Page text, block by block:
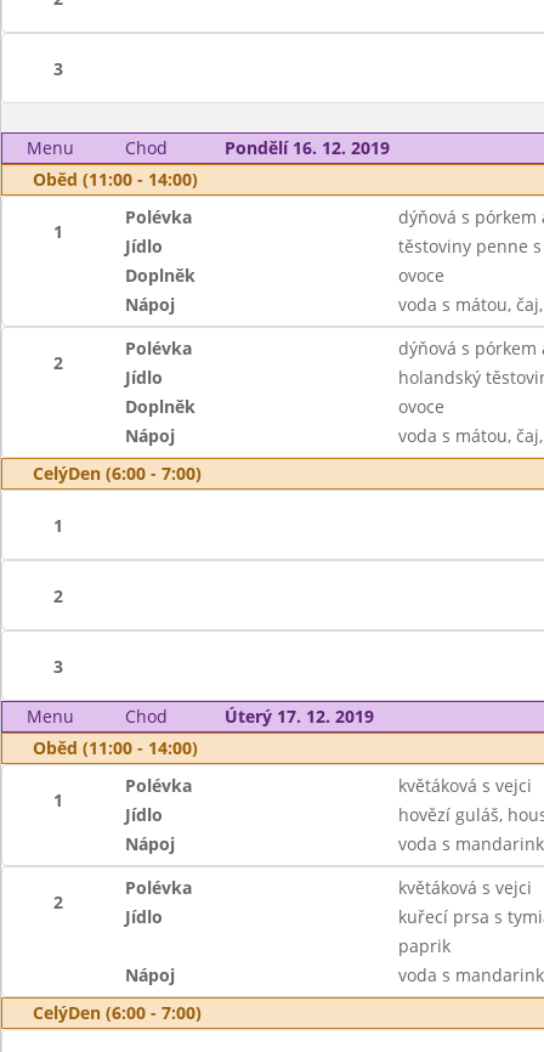
3
Menu Chod
Pondělí 16. 12. 2019
Oběd (11:00 - 14:00)
1
Polévka
dýňová s pórkem
Jídlo
těstoviny penne
Doplněk
ovoce
Nápoj
voda s mátou,
2
Polévka
dýňová s pórkem
Jídlo
holandský
Doplněk
ovoce
Nápoj
voda s mátou,
CelýDen (6:00 - 7:00)
1
2
3
Menu Chod
Úterý 17. 12. 2019
Oběd (11:00 - 14:00)
1
Polévka
květáková s vejci
Jídlo
hovězí guláš,
Nápoj
voda s
2
Polévka
květáková s vejci
Jídlo
kuřecí prsa s
paprik
Nápoj
voda s
CelýDen (6:00 - 7:00)